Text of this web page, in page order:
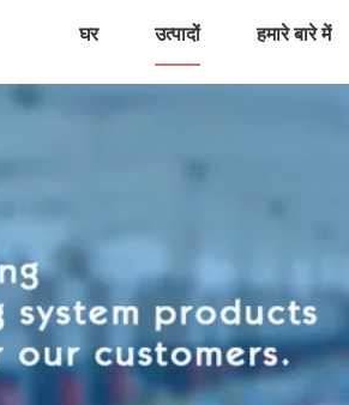
घर उत्पादों हमारे बारे में